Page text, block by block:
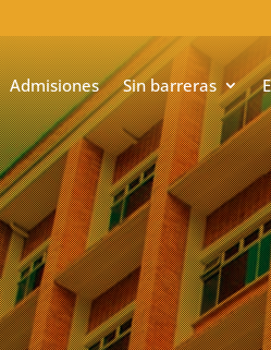
Admisiones Sin barreras